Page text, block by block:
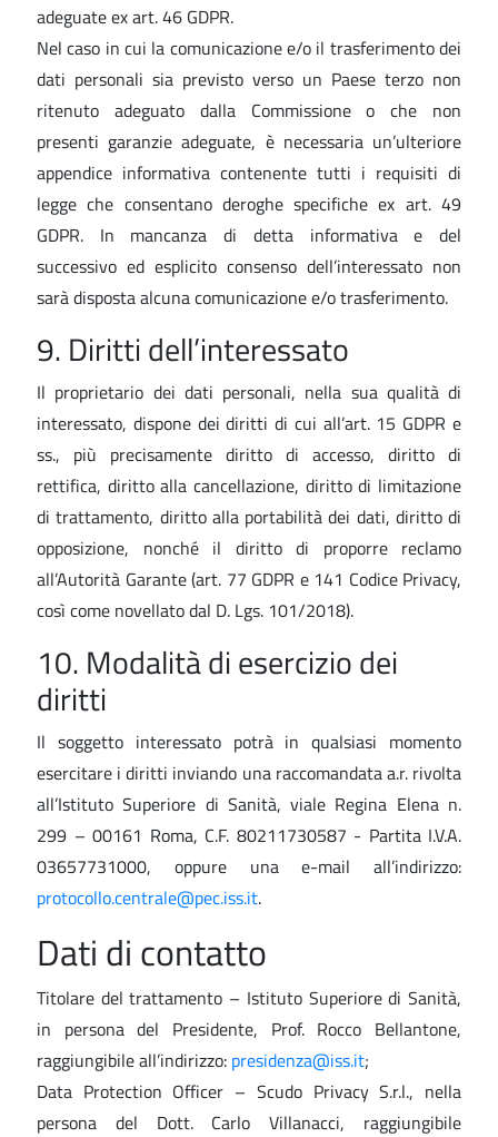
adeguate ex art. 46 GDPR.
Nel caso in cui la comunicazione e/o il trasferimento dei
dati personali sia previsto verso un Paese terzo non
ritenuto adeguato dalla Commissione o che non
presenti garanzie adeguate, è necessaria un’ulteriore
appendice informativa contenente tutti i requisiti di
legge che consentano deroghe specifiche ex art. 49
GDPR. In mancanza di detta informativa e del
successivo ed esplicito consenso dell’interessato non
sarà disposta alcuna comunicazione e/o trasferimento.
9. Diritti dell’interessato
Il proprietario dei dati personali, nella sua qualità di
interessato, dispone dei diritti di cui all’art. 15 GDPR e
ss., più precisamente diritto di accesso, diritto di
rettifica, diritto alla cancellazione, diritto di limitazione
di trattamento, diritto alla portabilità dei dati, diritto di
opposizione, nonché il diritto di proporre reclamo
all’Autorità Garante (art. 77 GDPR e 141 Codice Privacy,
così come novellato dal D. Lgs. 101/2018).
10. Modalità di esercizio dei
diritti
Il soggetto interessato potrà in qualsiasi momento
esercitare i diritti inviando una raccomandata a.r. rivolta
all’Istituto Superiore di Sanità, viale Regina Elena n.
299 – 00161 Roma, C.F. 80211730587 - Partita I.V.A.
03657731000, oppure una e-mail all’indirizzo:
protocollo.centrale@pec.iss.it.
Dati di contatto
Titolare del trattamento – Istituto Superiore di Sanità,
in persona del Presidente, Prof. Rocco Bellantone,
raggiungibile all’indirizzo: presidenza@iss.it;
Data Protection Officer – Scudo Privacy S.r.l., nella
persona del Dott. Carlo Villanacci, raggiungibile